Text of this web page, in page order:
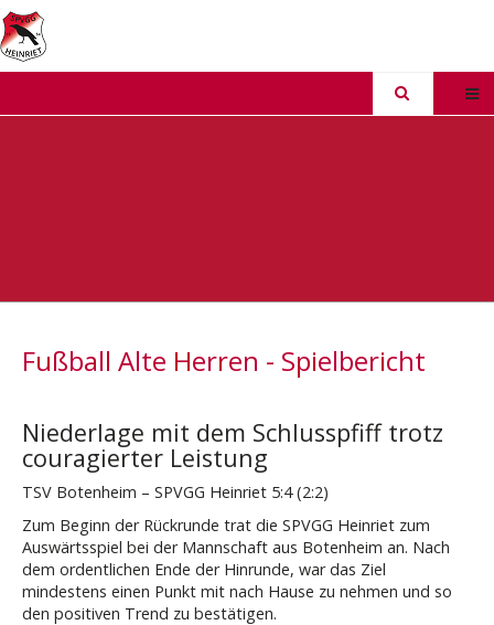
Fußball Alte Herren - Spielbericht
Niederlage mit dem Schlusspfiff trotz
couragierter Leistung
TSV Botenheim – SPVGG Heinriet 5:4 (2:2)
Zum Beginn der Rückrunde trat die SPVGG Heinriet zum
Auswärtsspiel bei der Mannschaft aus Botenheim an. Nach
dem ordentlichen Ende der Hinrunde, war das Ziel
mindestens einen Punkt mit nach Hause zu nehmen und so
den positiven Trend zu bestätigen.